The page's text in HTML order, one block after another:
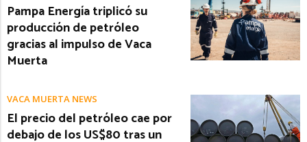
Pampa Energía triplicó su
producción de petróleo
gracias al impulso de Vaca
Muerta
VACA MUERTA NEWS
El precio del petróleo cae por
debajo de los US$80 tras un